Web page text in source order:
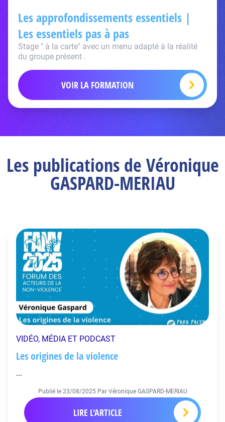
Les approfondissements essentiels |
Les essentiels pas à pas
Stage " à la carte" avec un menu adapté à la réalité
du groupe présent .
VOIR LA FORMATION
Les publications de Véronique
GASPARD-MERIAU
VIDÉO, MÉDIA ET PODCAST
Les origines de la violence
...
Publié le 23/08/2025 Par Véronique GASPARD-MERIAU
LIRE L'ARTICLE